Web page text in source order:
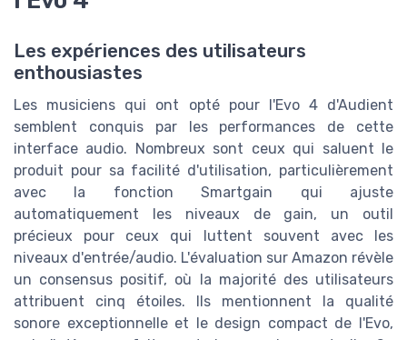
Les expériences des utilisateurs
enthousiastes
Les musiciens qui ont opté pour l'Evo 4 d'Audient
semblent conquis par les performances de cette
interface audio. Nombreux sont ceux qui saluent le
produit pour sa facilité d'utilisation, particulièrement
avec la fonction Smartgain qui ajuste
automatiquement les niveaux de gain, un outil
précieux pour ceux qui luttent souvent avec les
niveaux d'entrée/audio. L'évaluation sur Amazon révèle
un consensus positif, où la majorité des utilisateurs
attribuent cinq étoiles. Ils mentionnent la qualité
sonore exceptionnelle et le design compact de l'Evo,